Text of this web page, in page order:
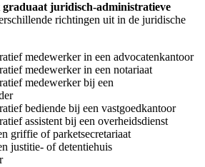
graduaat juridisch-administratieve
richtingen uit in de juridische
medewerker in een advocatenkantoor
medewerker in een notariaat
medewerker bij een
bediende bij een vastgoedkantoor
assistent bij een overheidsdienst
griffie of parketsecretariaat
justitie- of detentiehuis